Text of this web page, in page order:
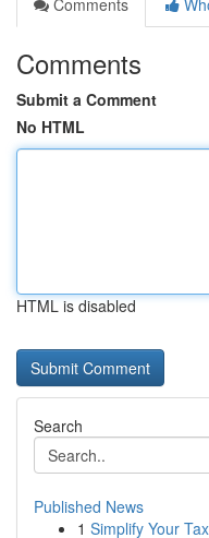
Comments
Comments
Submit a Comment
No HTML
HTML is disabled
Search
Published News
1 Simplify Your